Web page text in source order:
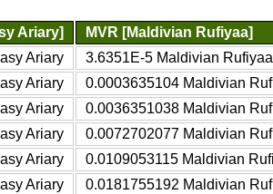
Ariary]
MVR [Maldivian Rufiyaa]
Ariary
3.6351E-5 Maldivian Rufiyaa
Ariary
0.0003635104 Maldivian
Ariary
0.0036351038 Maldivian
Ariary
0.0072702077 Maldivian
Ariary
0.0109053115 Maldivian
Ariary
0.0181755192 Maldivian